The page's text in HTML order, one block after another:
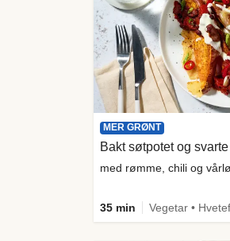
MER GRØNT
Bakt søtpotet og
med rømme, chili og
35 min